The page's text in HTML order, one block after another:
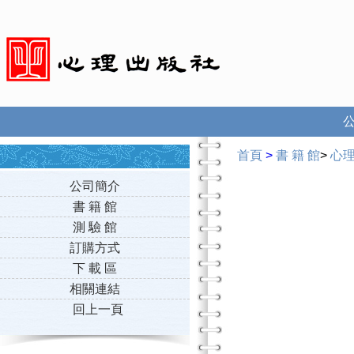
公司簡介
書 籍 館
測 驗 館
訂購方式
下 載 區
相關連結
回上一頁
首頁 > 書 籍 館> 心